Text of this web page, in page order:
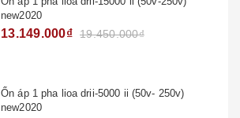
new2020
13.149.000₫ 19.450.000₫
Ổn áp 1 pha lioa drii-5000 ii (50v- 250v)
new2020